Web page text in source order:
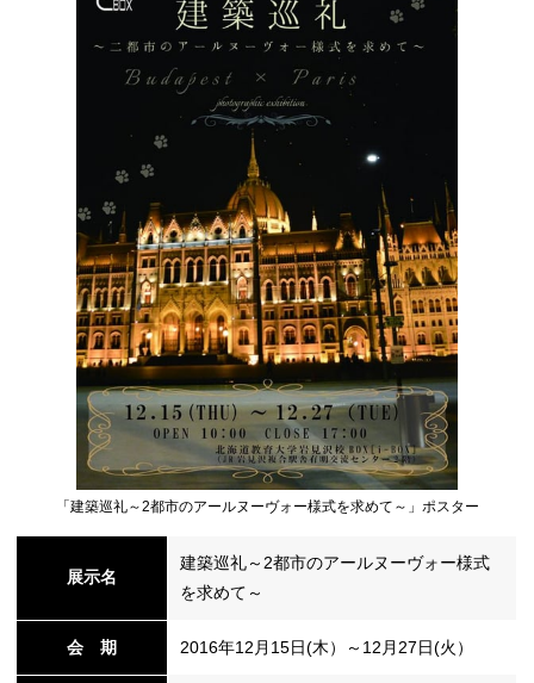
「建築巡礼～2都市のアールヌーヴォー様式を求めて～」ポスター
展示名
建築巡礼～2都市のアールヌーヴォー様式
を求めて～
会 期 2016年12月15日(木）～12月27日(火）